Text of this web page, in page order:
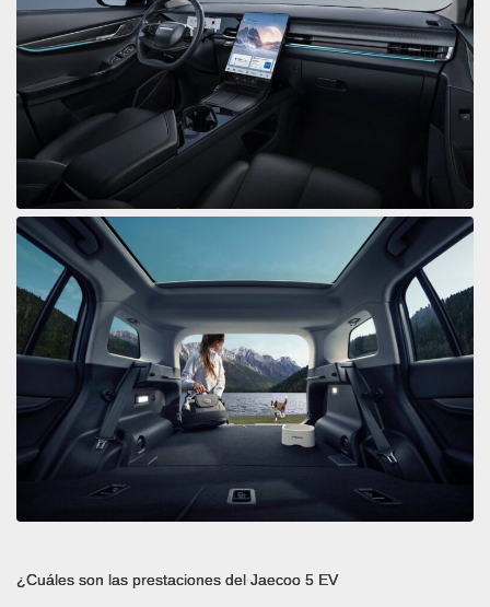
¿Cuáles son las prestaciones del Jaecoo 5 EV